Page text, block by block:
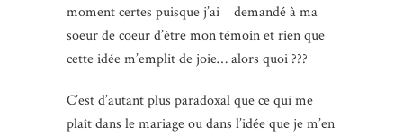
moment certes puisque j’ai demandé à ma
soeur de coeur d’être mon témoin et rien que
cette idée m’emplit de joie… alors quoi ???
C’est d’autant plus paradoxal que ce qui me
plaît dans le mariage ou dans l’idée que je m’en